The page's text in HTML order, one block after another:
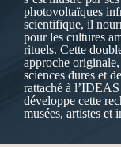
photovoltaïques
scientifique, il
pour les cultures
rituels. Cette
approche
sciences dures et
rattaché à
développe cette
musées, artistes et